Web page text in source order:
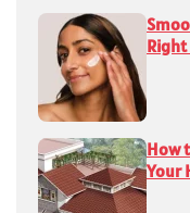
Right
How
Your